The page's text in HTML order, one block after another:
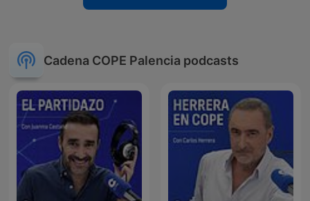
Cadena COPE Palencia podcasts